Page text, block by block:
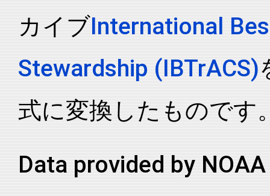
カイブInternational
Stewardship (IBTrACS)
式に変換したものです
Data provided by